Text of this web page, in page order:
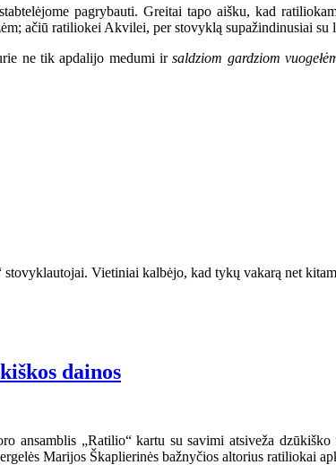
pagrybauti. Greitai tapo aišku, kad
ačiū ratiliokei Akvilei, per stovyklą supažindinusiai su
ne tik apdalijo medumi irsaldziom gardziom
Vietiniai kalbėjo, kad tykų vakarą net
dainos
ansamblis „Ratilio“ kartu su savimi atsiveža
Marijos Škaplierinės bažnyčios altorius ratiliokai